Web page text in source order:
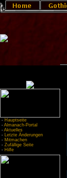
- Hauptseite
- Almanach-Portal
- Aktuelles
- Letzte Änderungen
- Mitmachen
- Zufällige Seite
- Hilfe